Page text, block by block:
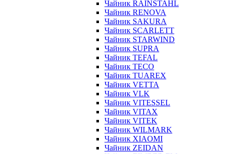
Чайник RAINSTAHL
Чайник RENOVA
Чайник SAKURA
Чайник SCARLETT
Чайник STARWIND
Чайник SUPRA
Чайник TEFAL
Чайник TECO
Чайник TUAREX
Чайник VETTA
Чайник VLK
Чайник VITESSEL
Чайник VITAX
Чайник VITEK
Чайник WILMARK
Чайник XIAOMI
Чайник ZEIDAN